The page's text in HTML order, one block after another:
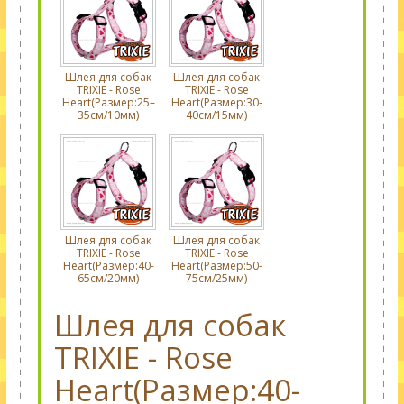
Шлея для собак
TRIXIE - Rose
Heart(Размер:25–
35см/10мм)
Шлея для собак
TRIXIE - Rose
Heart(Размер:30-
40cм/15мм)
Шлея для собак
TRIXIE - Rose
Heart(Размер:40-
65cм/20мм)
Шлея для собак
TRIXIE - Rose
Heart(Размер:50-
75cм/25мм)
Шлея для собак
TRIXIE - Rose
Heart(Размер:40-